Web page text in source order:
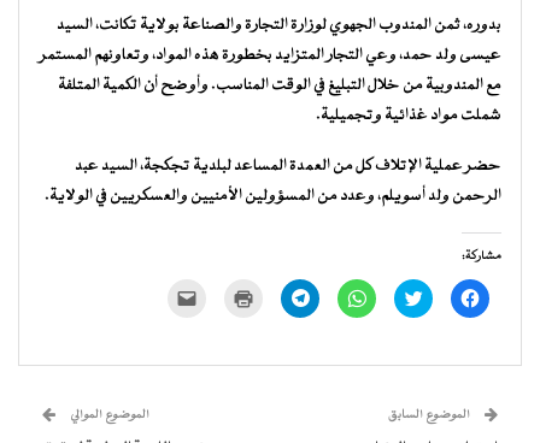
بدوره، ثمن المندوب الجهوي لوزارة التجارة والصناعة بولاية تكانت، السيد
عيسى ولد حمد، وعي التجار المتزايد بخطورة هذه المواد، وتعاونهم المستمر
مع المندوبية من خلال التبليغ في الوقت المناسب. وأوضح أن الكمية المتلفة
شملت مواد غذائية وتجميلية.
حضر عملية الإتلاف كل من العمدة المساعد لبلدية تجكجة، السيد عبد
الرحمن ولد أسويلم، وعدد من المسؤولين الأمنيين والعسكريين في الولاية.
مشاركة:
انقر
للمشاركة
في
اضغط
للمشاركة
في
انقر
للمشاركة
في
انقر
للمشاركة
في
للطباعة
جديدة) الإلكتروني
الموضوع السابق الموضوع الموالي